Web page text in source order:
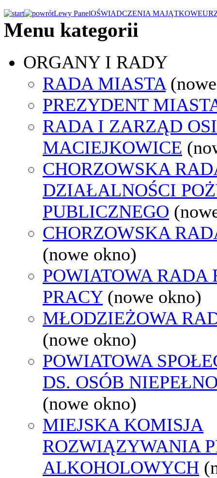
Lewy PanelOŚWIADCZENIA MAJĄTKOWE
Menu kategorii
ORGANY I RADY
RADA MIASTA
PREZYDENT
RADA I ZARZĄD
MACIEJKOWICE
CHORZOWSKA
DZIAŁALNOŚCI
PUBLICZNEGO
CHORZOWSKA
(nowe okno)
POWIATOWA RADA
PRACY (nowe okno)
MŁODZIEŻOWA
(nowe okno)
POWIATOWA
DS. OSÓB
(nowe okno)
MIEJSKA KOMISJA
ROZWIĄZYWANIA
ALKOHOLOWYCH